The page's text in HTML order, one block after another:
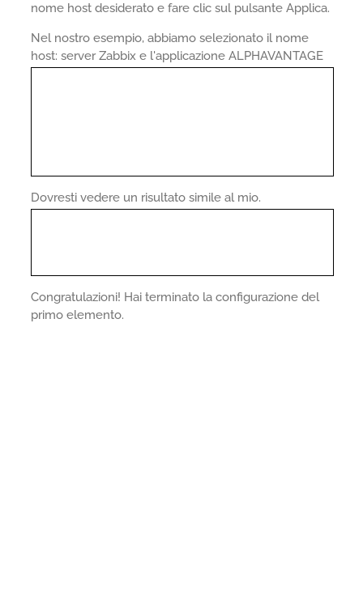
nome host desiderato e fare clic sul pulsante Applica.
Nel nostro esempio, abbiamo selezionato il nome
host: server Zabbix e l'applicazione ALPHAVANTAGE
Dovresti vedere un risultato simile al mio.
Congratulazioni! Hai terminato la configurazione del
primo elemento.